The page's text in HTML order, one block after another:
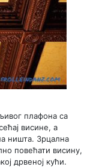
плафона са
висине, а
ништа. Зрцална
повећати висину,
дрвеној кући.